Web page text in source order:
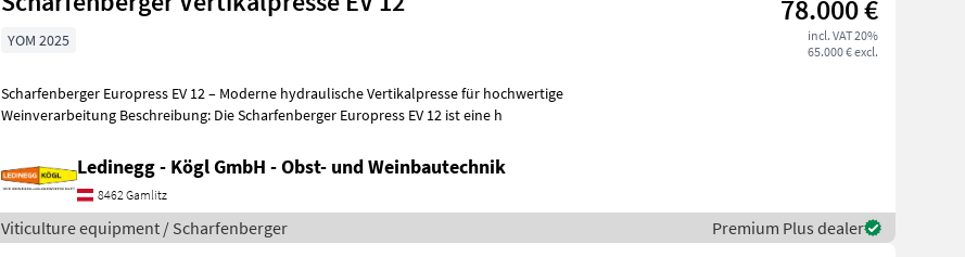
78.000 €
incl. VAT 20%
65.000 € excl.
YOM 2025
Scharfenberger Europress EV 12 – Moderne hydraulische Vertikalpresse für hochwertige
Weinverarbeitung Beschreibung: Die Scharfenberger Europress EV 12 ist eine h
Ledinegg - Kögl GmbH - Obst- und Weinbautechnik
8462 Gamlitz
Viticulture equipment / Scharfenberger Premium Plus dealer